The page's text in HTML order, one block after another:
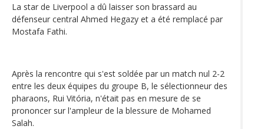
La star de Liverpool a dû laisser son brassard au
défenseur central Ahmed Hegazy et a été remplacé par
Mostafa Fathi.
Après la rencontre qui s'est soldée par un match nul 2-2
entre les deux équipes du groupe B, le sélectionneur des
pharaons, Rui Vitória, n'était pas en mesure de se
prononcer sur l'ampleur de la blessure de Mohamed
Salah.